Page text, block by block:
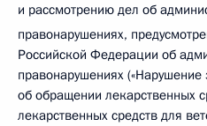
и рассмотрению дел об
правонарушениях,
Российской Федерации об
правонарушениях («Нарушение
об обращении лекарственных
лекарственных средств для